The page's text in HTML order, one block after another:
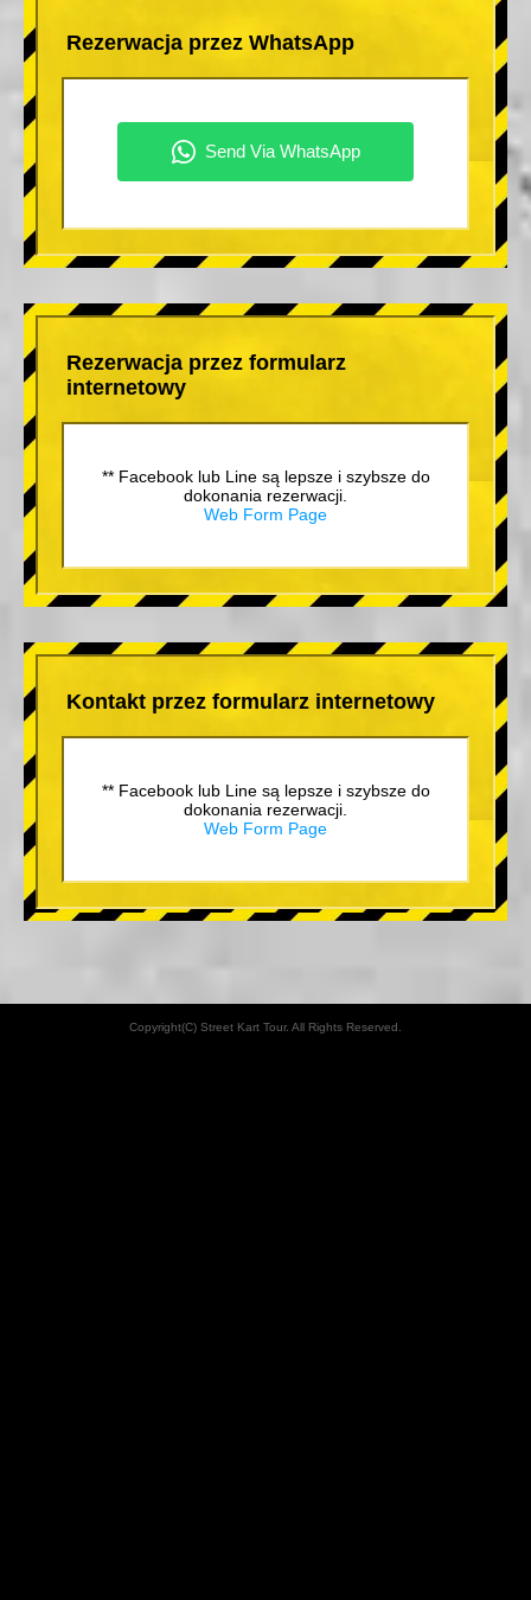
Rezerwacja przez WhatsApp
Rezerwacja przez formularz
internetowy
** Facebook lub Line są lepsze i szybsze do
dokonania rezerwacji.
Web Form Page
Kontakt przez formularz internetowy
** Facebook lub Line są lepsze i szybsze do
dokonania rezerwacji.
Web Form Page
Copyright(C) Street Kart Tour. All Rights Reserved.